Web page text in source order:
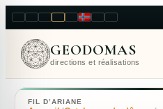
LT ENPL FRRUNOSKRO
GEODOMAS
directions et réalisations
FIL D’ARIANE